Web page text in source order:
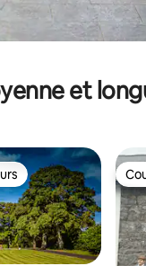
et
les plus appréciés